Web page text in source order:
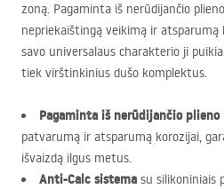
zoną. Pagaminta iš nerūdijančio
nepriekaištingą veikimą ir atsparumą
savo universalaus charakterio ji
tiek virštinkinius dušo komplektus.
Pagaminta iš nerūdijančio plieno
patvarumą ir atsparumą korozijai,
išvaizdą ilgus metus.
Anti-Calc sistema su silikoniniais